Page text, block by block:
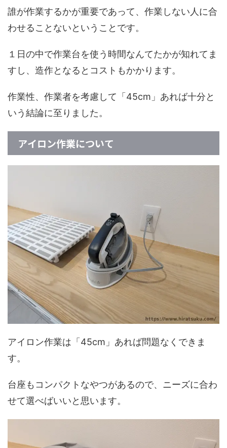
誰が作業するかが重要であって、作業しない人に合
わせることないということです。
１日の中で作業台を使う時間なんてたかが知れてま
すし、造作となるとコストもかかります。
作業性、作業者を考慮して「45cm」あれば十分と
いう結論に至りました。
アイロン作業について
アイロン作業は「45cm」あれば問題なくできま
す。
台座もコンパクトなやつがあるので、ニーズに合わ
せて選べばいいと思います。